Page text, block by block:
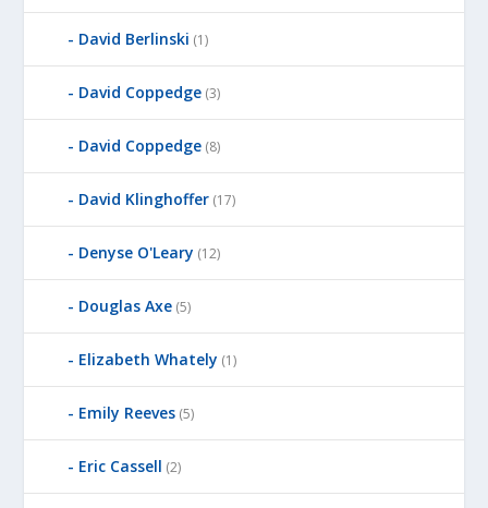
David Berlinski (1)
David Coppedge (3)
David Coppedge (8)
David Klinghoffer (17)
Denyse O'Leary (12)
Douglas Axe (5)
Elizabeth Whately (1)
Emily Reeves (5)
Eric Cassell (2)